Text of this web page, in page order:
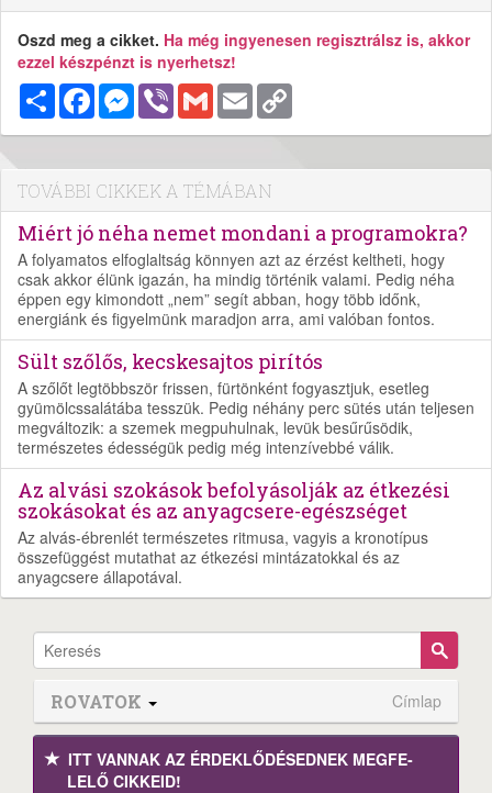
Oszd meg a cikket. Ha még ingyenesen regisztrálsz is, akkor
ezzel készpénzt is nyerhetsz!
MegosztásFacebookMessenger
Viber Gmail Email
TOVÁBBI CIKKEK A TÉMÁBAN
Miért jó néha nemet mondani a programokra?
A folyamatos elfoglaltság könnyen azt az érzést keltheti, hogy
csak akkor élünk igazán, ha mindig történik valami. Pedig néha
éppen egy kimondott „nem” segít abban, hogy több időnk,
energiánk és figyelmünk maradjon arra, ami valóban fontos.
Sült szőlős, kecskesajtos pirítós
A szőlőt legtöbbször frissen, fürtönként fogyasztjuk, esetleg
gyümölcssalátába tesszük. Pedig néhány perc sütés után teljesen
megváltozik: a szemek megpuhulnak, levük besűrűsödik,
természetes édességük pedig még intenzívebbé válik.
Az alvási szokások befolyásolják az étkezési
szokásokat és az anyagcsere-egészséget
Az alvás-ébrenlét természetes ritmusa, vagyis a kronotípus
összefüggést mutathat az étkezési mintázatokkal és az
anyagcsere állapotával.
ROVATOK Címlap
ITT VANNAK AZ ÉRDEK­LŐDÉ­SEDNEK MEGFE­
LELŐ CIKKEID!